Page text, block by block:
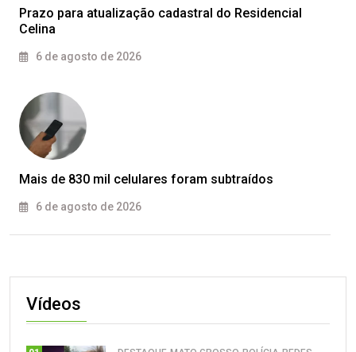
Prazo para atualização cadastral do Residencial
Celina
6 de agosto de 2026
Mais de 830 mil celulares foram subtraídos
6 de agosto de 2026
Vídeos